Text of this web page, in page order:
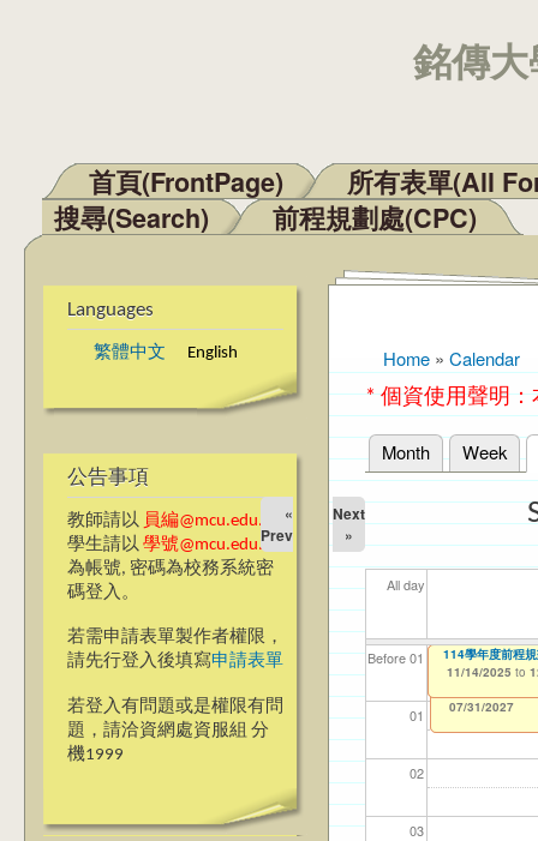
銘傳
Main menu
首頁(FrontPage)
所有表單(All
搜尋(Search)
前程規劃處(CPC)
Languages
繁體中文 English
公告事項
教師請以 員編@mcu.edu.tw
學生請以 學號@mcu.edu.tw
為帳號, 密碼為校務系統密
碼登入。
若需申請表單製作者權限，
請先行登入後填寫申請表單
若登入有問題或是權限有問
題，請洽資網處資服組 分
機1999
You are here
Home » Calendar
* 個資使用聲明
Primary tabs
Month Week
«
Prev
Next
»
All day
Before 01
01
02
03
【資網處】
整合系統～表單
12/31/2027
【財務處】工讀
11/12/2021 to
【財務處】漏打
錄
07/31/2027
114
04/
114
02/
114
03/
【學
07/
114
09/
【資訊網路處】
11/06/2025 to
Ja>_<pan應日
11/13/2025 to
114學年度前程
11/14/2025 to